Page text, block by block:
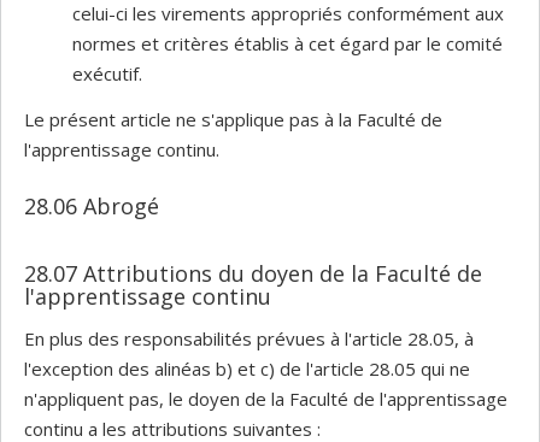
celui-ci les virements appropriés conformément aux
normes et critères établis à cet égard par le comité
exécutif.
Le présent article ne s'applique pas à la Faculté de
l'apprentissage continu.
28.06 Abrogé
28.07 Attributions du doyen de la Faculté de
l'apprentissage continu
En plus des responsabilités prévues à l'article 28.05, à
l'exception des alinéas b) et c) de l'article 28.05 qui ne
n'appliquent pas, le doyen de la Faculté de l'apprentissage
continu a les attributions suivantes :